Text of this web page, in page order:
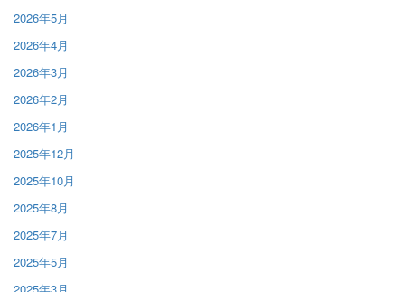
2026年5月
2026年4月
2026年3月
2026年2月
2026年1月
2025年12月
2025年10月
2025年8月
2025年7月
2025年5月